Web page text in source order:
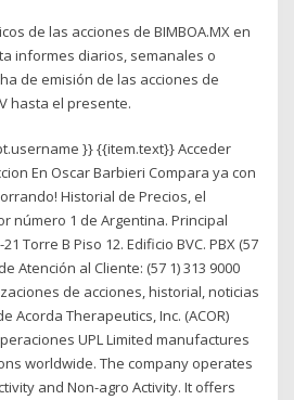
de las acciones de BIMBOA.MX en
informes diarios, semanales o
de emisión de las acciones de
hasta el presente.
}} {{item.text}} Acceder
En Oscar Barbieri Compara ya con
Historial de Precios, el
número 1 de Argentina. Principal
Torre B Piso 12. Edificio BVC. PBX (57
Atención al Cliente: (57 1) 313 9000
de acciones, historial, noticias
Acorda Therapeutics, Inc. (ACOR)
UPL Limited manufactures
worldwide. The company operates
and Non-agro Activity. It offers